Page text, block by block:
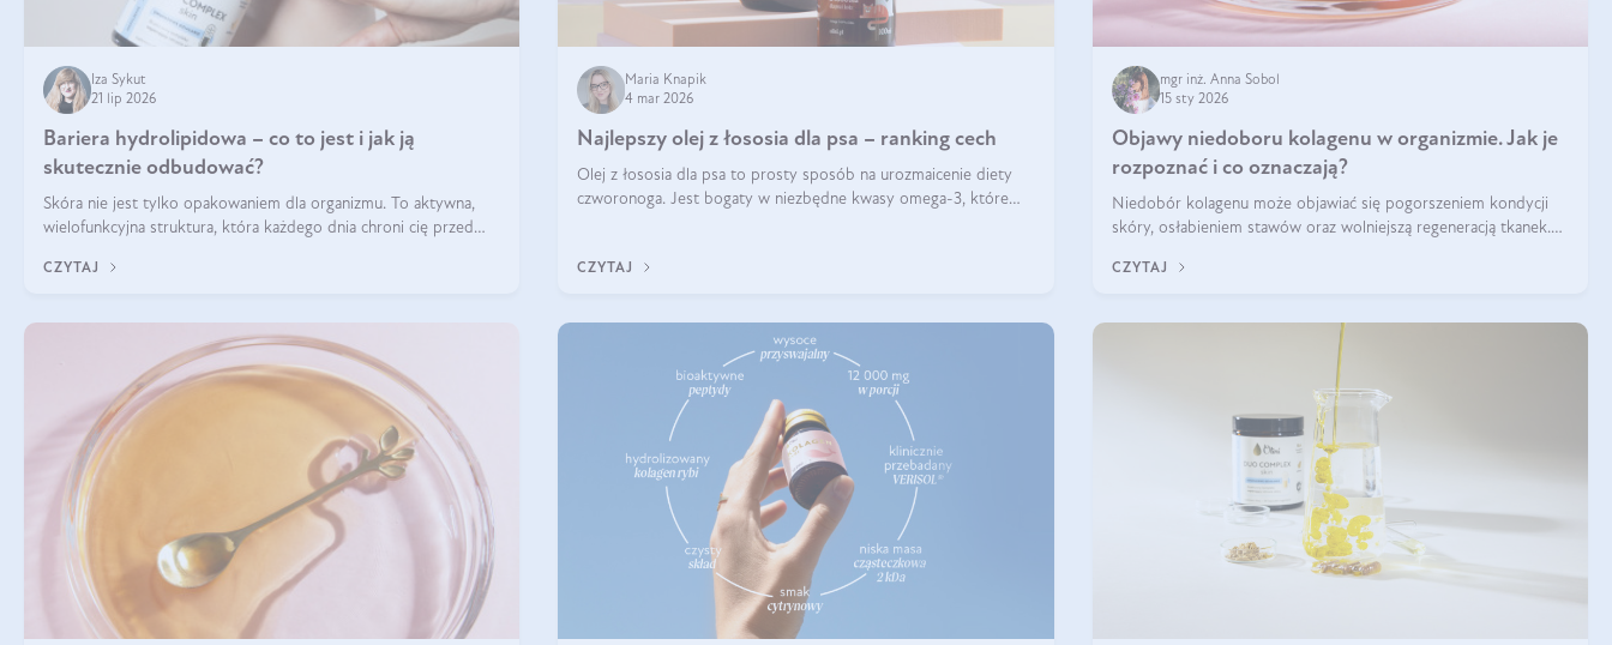
Iza Sykut
21 lip 2026
Bariera hydrolipidowa – co to jest i jak ją
skutecznie odbudować?
Skóra nie jest tylko opakowaniem dla organizmu. To aktywna,
wielofunkcyjna struktura, która każdego dnia chroni cię przed
środowiskowymi. Jednym z jej kluczowych elementów jest
CZYTAJ
Maria Knapik
4 mar 2026
Najlepszy olej z łososia dla psa – ranking cech
Olej z łososia dla psa to prosty sposób na urozmaicenie diety
czworonoga. Jest bogaty w niezbędne kwasy omega-3, które
uwagę?
CZYTAJ
mgr inż. Anna Sobol
15 sty 2026
Objawy niedoboru kolagenu w organizmie. Jak je
rozpoznać i co oznaczają?
Niedobór kolagenu może objawiać się pogorszeniem kondycji
skóry, osłabieniem stawów oraz wolniejszą regeneracją tkanek.
skóry, bóle stawów, łamliwość paznokci oraz osłabienie włosów.
CZYTAJ